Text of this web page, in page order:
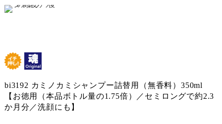
bi3192 カミノカミシャンプー詰替用（無香料）350ml
【お徳用（本品ボトル量の1.75倍）／セミロングで約2.3
か月分／洗顔にも】